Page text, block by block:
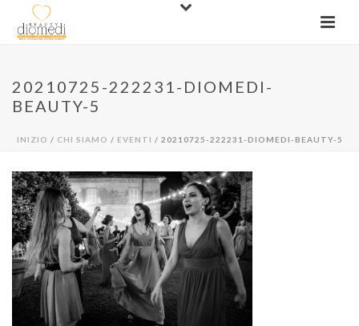
20210725-222231-DIOMEDI-
BEAUTY-5
INIZIO / CHI SIAMO / EVENTI / 20210725-222231-DIOMEDI-BEAUTY-5